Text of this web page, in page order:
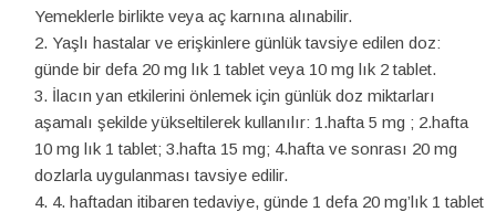
Yemeklerle birlikte veya aç karnına alınabilir.
Yaşlı hastalar ve erişkinlere günlük tavsiye edilen doz:
günde bir defa 20 mg lık 1 tablet veya 10 mg lık 2 tablet.
İlacın yan etkilerini önlemek için günlük doz miktarları
aşamalı şekilde yükseltilerek kullanılır: 1.hafta 5 mg ; 2.hafta
10 mg lık 1 tablet; 3.hafta 15 mg; 4.hafta ve sonrası 20 mg
dozlarla uygulanması tavsiye edilir.
4. haftadan itibaren tedaviye, günde 1 defa 20 mg’lık 1 tablet